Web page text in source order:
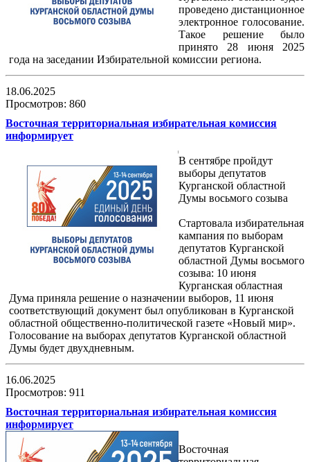
проведено дистанционное
электронное голосование.
Такое решение было
принято 28 июня 2025
года на заседании Избирательной комиссии региона.
18.06.2025
Просмотров: 860
Восточная территориальная избирательная комиссия
информирует
В сентябре пройдут
выборы депутатов
Курганской областной
Думы восьмого созыва
Стартовала избирательная
кампания по выборам
депутатов Курганской
областной Думы восьмого
созыва: 10 июня
Курганская областная
Дума приняла решение о назначении выборов, 11 июня
соответствующий документ был опубликован в Курганской
областной общественно-политической газете «Новый мир».
Голосование на выборах депутатов Курганской областной
Думы будет двухдневным.
16.06.2025
Просмотров: 911
Восточная территориальная избирательная комиссия
информирует
Восточная